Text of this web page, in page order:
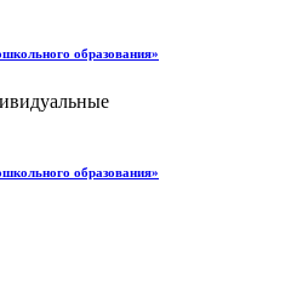
образования»
образования»